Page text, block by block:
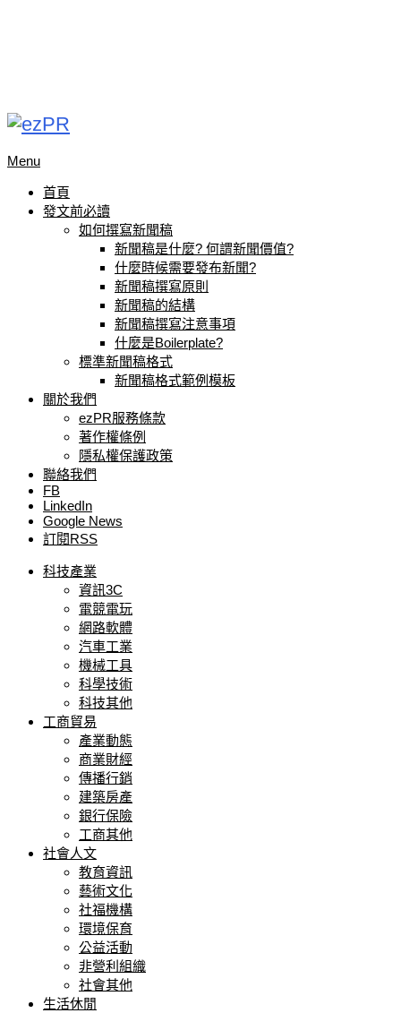
Menu
首頁
發文前必讀
如何撰寫新聞稿
新聞稿是什麼? 何謂新聞價值?
什麼時候需要發布新聞?
新聞稿撰寫原則
新聞稿的結構
新聞稿撰寫注意事項
什麼是Boilerplate?
標準新聞稿格式
新聞稿格式範例模板
關於我們
ezPR服務條款
著作權條例
隱私權保護政策
聯絡我們
FB
LinkedIn
Google News
訂閱RSS
科技產業
資訊3C
電競電玩
網路軟體
汽車工業
機械工具
科學技術
科技其他
工商貿易
產業動態
商業財經
傳播行銷
建築房產
銀行保險
工商其他
社會人文
教育資訊
藝術文化
社福機構
環境保育
公益活動
非營利組織
社會其他
生活休閒